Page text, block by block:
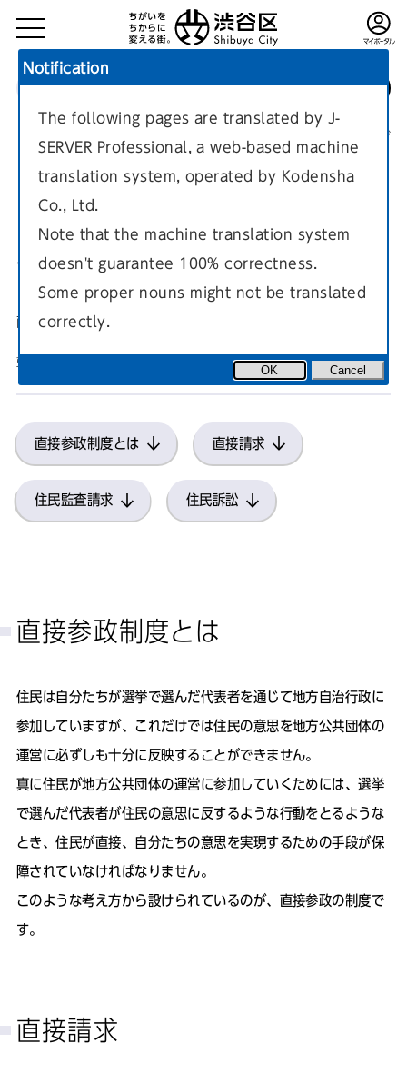
現在のページ
直接参政制度
直接請求についてのご案内です
更新日
直接参政制度とは 直接請求
住民監査請求 住民訴訟
直接参政制度とは
住民は自分たちが選挙で選んだ代表者を通じて地方自治行政に
参加していますが、これだけでは住民の意思を地方公共団体の
運営に必ずしも十分に反映することができません。
真に住民が地方公共団体の運営に参加していくためには、選挙
で選んだ代表者が住民の意思に反するような行動をとるような
とき、住民が直接、自分たちの意思を実現するための手段が保
障されていなければなりません。
このような考え方から設けられているのが、直接参政の制度で
す。
直接請求
Notification
The following pages are translated by J-
SERVER Professional, a web-based machine
translation system, operated by Kodensha
Co., Ltd.
Note that the machine translation system
doesn't guarantee 100% correctness.
Some proper nouns might not be translated
correctly.
OK Cancel